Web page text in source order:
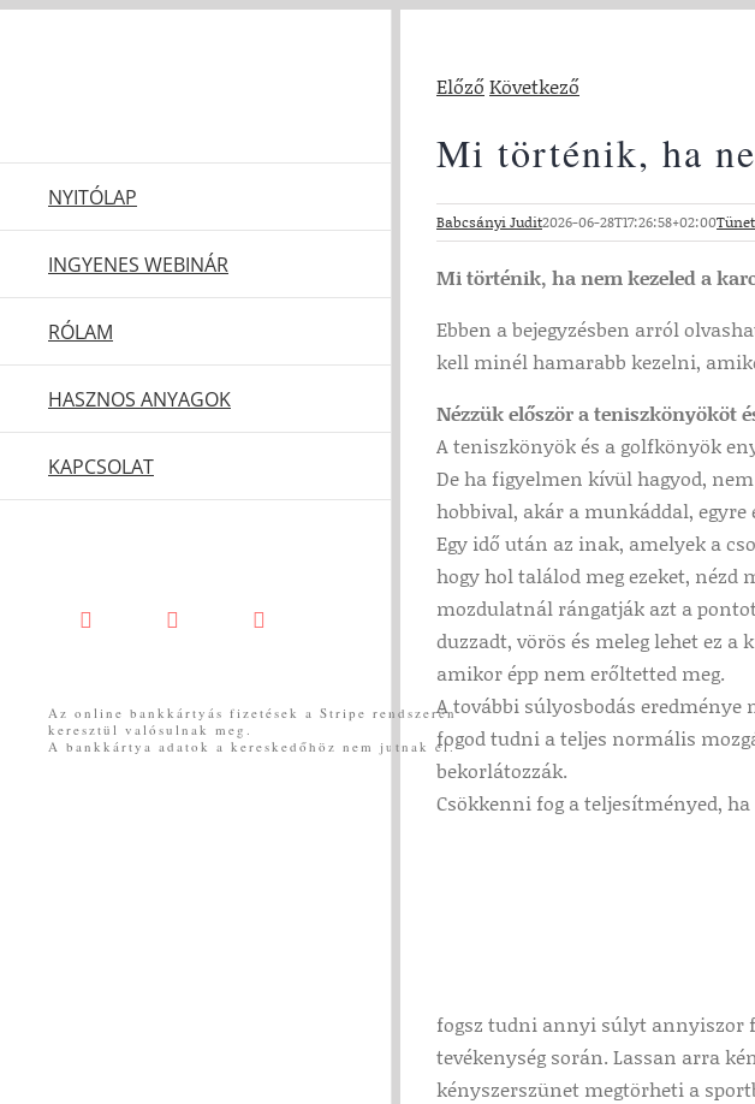
NYITÓLAP
INGYENES WEBINÁR
RÓLAM
HASZNOS ANYAGOK
KAPCSOLAT
FacebookYouTube Messenger
Az online bankkártyás fizetések a Stripe rendszerén
keresztül valósulnak meg.
A bankkártya adatok a kereskedőhöz nem jutnak el.
ElőzőKövetkező
Mi történik, ha
Babcsányi Judit2026-06-28T17:26:58+02:00
Mi történik, ha nem kezeled a
Ebben a bejegyzésben arról
kell minél hamarabb kezelni,
Nézzük először a teniszkönyököt
A teniszkönyök és a golfkönyök
De ha figyelmen kívül hagyod,
hobbival, akár a munkáddal,
Egy idő után az inak, amelyek a
hogy hol találod meg ezeket,
mozdulatnál rángatják azt a
duzzadt, vörös és meleg lehet ez
amikor épp nem erőltetted meg.
A további súlyosbodás
fogod tudni a teljes normális
bekorlátozzák.
Csökkenni fog a teljesítményed,
fogsz tudni annyi súlyt annyiszor
tevékenység során. Lassan arra
kényszerszünet megtörheti a